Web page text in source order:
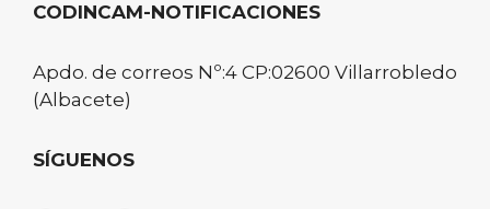
CODINCAM-NOTIFICACIONES
Apdo. de correos Nº:4 CP:02600 Villarrobledo
(Albacete)
SÍGUENOS